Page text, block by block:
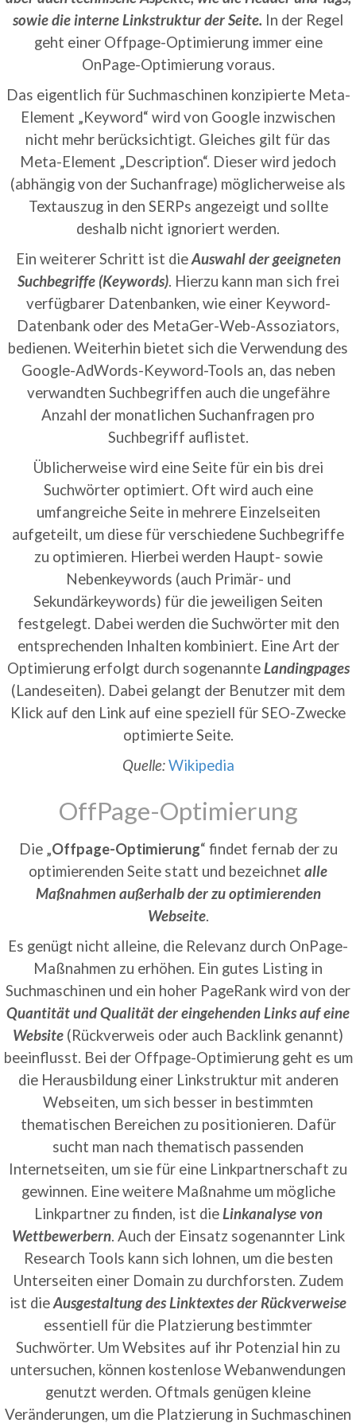
sowie die interne Linkstruktur der Seite. In der Regel
geht einer Offpage-Optimierung immer eine
OnPage-Optimierung voraus.
Das eigentlich für Suchmaschinen konzipierte Meta-
Element „Keyword“ wird von Google inzwischen
nicht mehr berücksichtigt. Gleiches gilt für das
Meta-Element „Description“. Dieser wird jedoch
(abhängig von der Suchanfrage) möglicherweise als
Textauszug in den SERPs angezeigt und sollte
deshalb nicht ignoriert werden.
Ein weiterer Schritt ist dieAuswahl der geeigneten
Suchbegriffe (Keywords). Hierzu kann man sich frei
verfügbarer Datenbanken, wie einer Keyword-
Datenbank oder des MetaGer-Web-Assoziators,
bedienen. Weiterhin bietet sich die Verwendung des
Google-AdWords-Keyword-Tools an, das neben
verwandten Suchbegriffen auch die ungefähre
Anzahl der monatlichen Suchanfragen pro
Suchbegriff auflistet.
Üblicherweise wird eine Seite für ein bis drei
Suchwörter optimiert. Oft wird auch eine
umfangreiche Seite in mehrere Einzelseiten
aufgeteilt, um diese für verschiedene Suchbegriffe
zu optimieren. Hierbei werden Haupt- sowie
Nebenkeywords (auch Primär- und
Sekundärkeywords) für die jeweiligen Seiten
festgelegt. Dabei werden die Suchwörter mit den
entsprechenden Inhalten kombiniert. Eine Art der
Optimierung erfolgt durch sogenannteLandingpages
(Landeseiten). Dabei gelangt der Benutzer mit dem
Klick auf den Link auf eine speziell für SEO-Zwecke
optimierte Seite.
Quelle: Wikipedia
OffPage-Optimierung
Die „Offpage-Optimierung“ findet fernab der zu
optimierenden Seite statt und bezeichnet alle
Maßnahmen außerhalb der zu optimierenden
Webseite.
Es genügt nicht alleine, die Relevanz durch OnPage-
Maßnahmen zu erhöhen. Ein gutes Listing in
Suchmaschinen und ein hoher PageRank wird von der
Quantität und Qualität der eingehenden Links auf eine
Website (Rückverweis oder auch Backlink genannt)
beeinflusst. Bei der Offpage-Optimierung geht es um
die Herausbildung einer Linkstruktur mit anderen
Webseiten, um sich besser in bestimmten
thematischen Bereichen zu positionieren. Dafür
sucht man nach thematisch passenden
Internetseiten, um sie für eine Linkpartnerschaft zu
gewinnen. Eine weitere Maßnahme um mögliche
Linkpartner zu finden, ist dieLinkanalyse von
Wettbewerbern. Auch der Einsatz sogenannter Link
Research Tools kann sich lohnen, um die besten
Unterseiten einer Domain zu durchforsten. Zudem
ist dieAusgestaltung des Linktextes der Rückverweise
essentiell für die Platzierung bestimmter
Suchwörter. Um Websites auf ihr Potenzial hin zu
untersuchen, können kostenlose Webanwendungen
genutzt werden. Oftmals genügen kleine
Veränderungen, um die Platzierung in Suchmaschinen